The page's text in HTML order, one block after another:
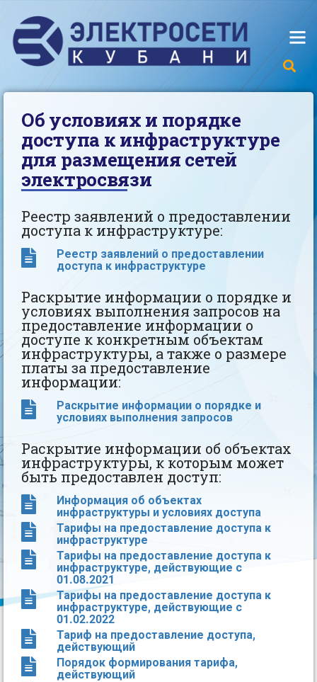
Об условиях и порядке
доступа к инфраструктуре
для размещения сетей
электросвязи
Реестр заявлений о предоставлении
доступа к инфраструктуре:
Реестр заявлений о предоставлении
доступа к инфраструктуре
Раскрытие информации о порядке и
условиях выполнения запросов на
предоставление информации о
доступе к конкретным объектам
инфраструктуры, а также о размере
платы за предоставление
информации:
Раскрытие информации о порядке и
условиях выполнения запросов
Раскрытие информации об объектах
инфраструктуры, к которым может
быть предоставлен доступ:
Информация об объектах
инфраструктуры и условиях доступа
Тарифы на предоставление доступа к
инфраструктуре
Тарифы на предоставление доступа к
инфраструктуре, действующие с
01.08.2021
Тарифы на предоставление доступа к
инфраструктуре, действующие с
01.02.2022
Тариф на предоставление доступа,
действующий
Порядок формирования тарифа,
действующий